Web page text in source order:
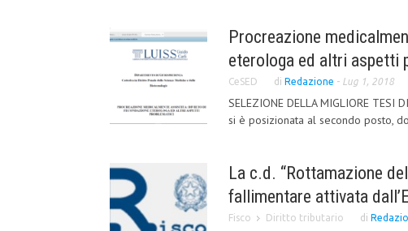
Procreazione
eterologa ed altri aspetti
CeSED di Redazione - Lug 1, 2018
SELEZIONE DELLA MIGLIORE
si è posizionata al secondo posto,
La c.d. “Rottamazione
fallimentare attivata
Fisco Diritto tributario di